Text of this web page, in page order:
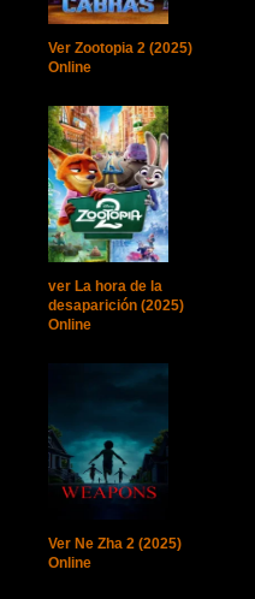
Ver Zootopia 2 (2025)
Online
ver La hora de la
desaparición (2025)
Online
Ver Ne Zha 2 (2025)
Online